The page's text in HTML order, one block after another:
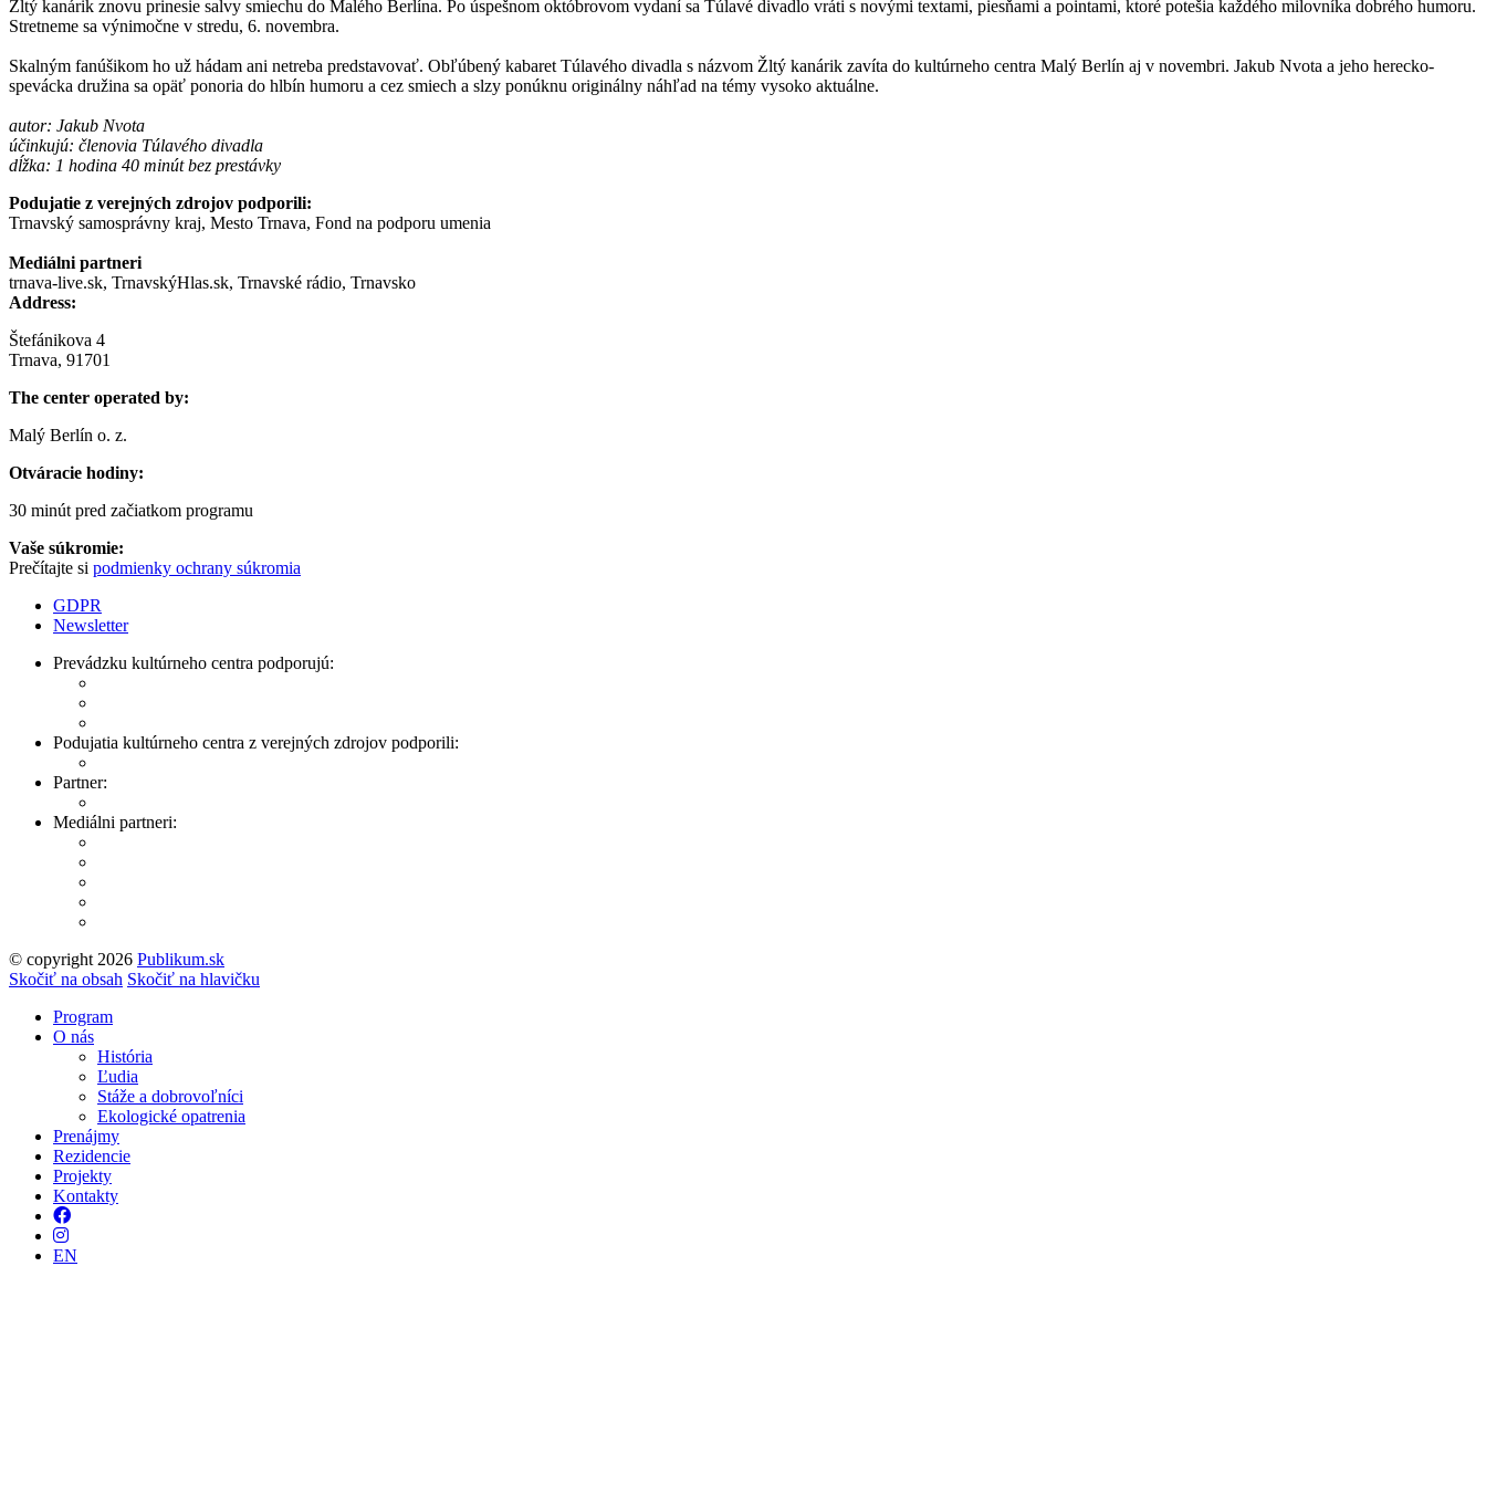
Žltý kanárik znovu prinesie salvy smiechu do Malého Berlína. Po úspešnom októbrovom vydaní sa Túlavé divadlo vráti s novými textami, piesňami a pointami, ktoré potešia každého milovníka dobrého humoru.
Stretneme sa výnimočne v stredu, 6. novembra.
Skalným fanúšikom ho už hádam ani netreba predstavovať. Obľúbený kabaret Túlavého divadla s názvom Žltý kanárik zavíta do kultúrneho centra Malý Berlín aj v novembri. Jakub Nvota a jeho herecko-
spevácka družina sa opäť ponoria do hlbín humoru a cez smiech a slzy ponúknu originálny náhľad na témy vysoko aktuálne.
autor: Jakub Nvota
účinkujú: členovia Túlavého divadla
dĺžka: 1 hodina 40 minút bez prestávky
Podujatie z verejných zdrojov podporili:
Trnavský samosprávny kraj, Mesto Trnava, Fond na podporu umenia
Mediálni partneri
trnava-live.sk, TrnavskýHlas.sk, Trnavské rádio, Trnavsko
Address:
Štefánikova 4
Trnava, 91701
The center operated by:
Malý Berlín o. z.
Otváracie hodiny:
30 minút pred začiatkom programu
Vaše súkromie:
Prečítajte si podmienky ochrany súkromia
GDPR
Newsletter
Prevádzku kultúrneho centra podporujú:
Podujatia kultúrneho centra z verejných zdrojov podporili:
Partner:
Mediálni partneri:
© copyright 2026 Publikum.sk
Tvorba stránok: Enjoy
Skočiť na obsah Skočiť na hlavičku
Program
O nás
História
Ľudia
Stáže a dobrovoľníci
Ekologické opatrenia
Prenájmy
Rezidencie
Projekty
Kontakty
Facebook
Instagram
EN